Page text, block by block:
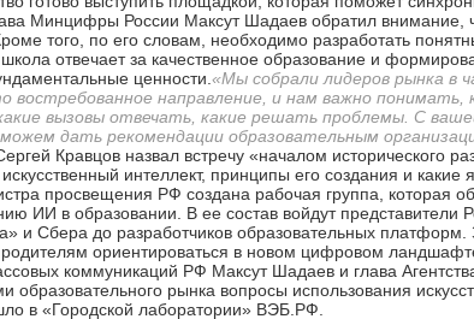
Минцифры России Максут Шадаев обратил внимание,
того, по его словам, необходимо разработать
отвечает за качественное образование и
ценности. «Мы собрали лидеров рынка в
востребованное направление, и нам важно
вызовы отвечать, какие решать проблемы. С
дать рекомендации образовательным
Кравцов назвал встречу «началом исторического
интеллект, принципы его создания и
просвещения РФ создана рабочая группа, которая
ИИ в образовании. В ее состав войдут представители
и Сбера до разработчиков образовательных
ориентироваться в новом цифровом
коммуникаций РФ Максут Шадаев и глава
рынка вопросы использования
в «Городской лаборатории» ВЭБ.РФ.